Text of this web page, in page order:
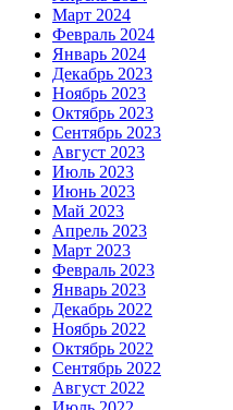
Март 2024
Февраль 2024
Январь 2024
Декабрь 2023
Ноябрь 2023
Октябрь 2023
Сентябрь 2023
Август 2023
Июль 2023
Июнь 2023
Май 2023
Апрель 2023
Март 2023
Февраль 2023
Январь 2023
Декабрь 2022
Ноябрь 2022
Октябрь 2022
Сентябрь 2022
Август 2022